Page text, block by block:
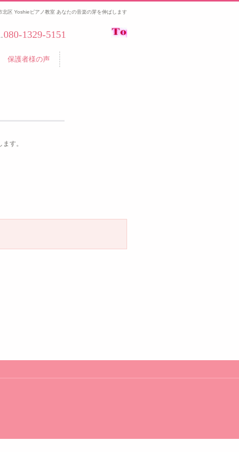
北区 Yoshieピアノ教室 あなたの音楽の芽を伸ばします
080-1329-5151
保護者様の声
す。